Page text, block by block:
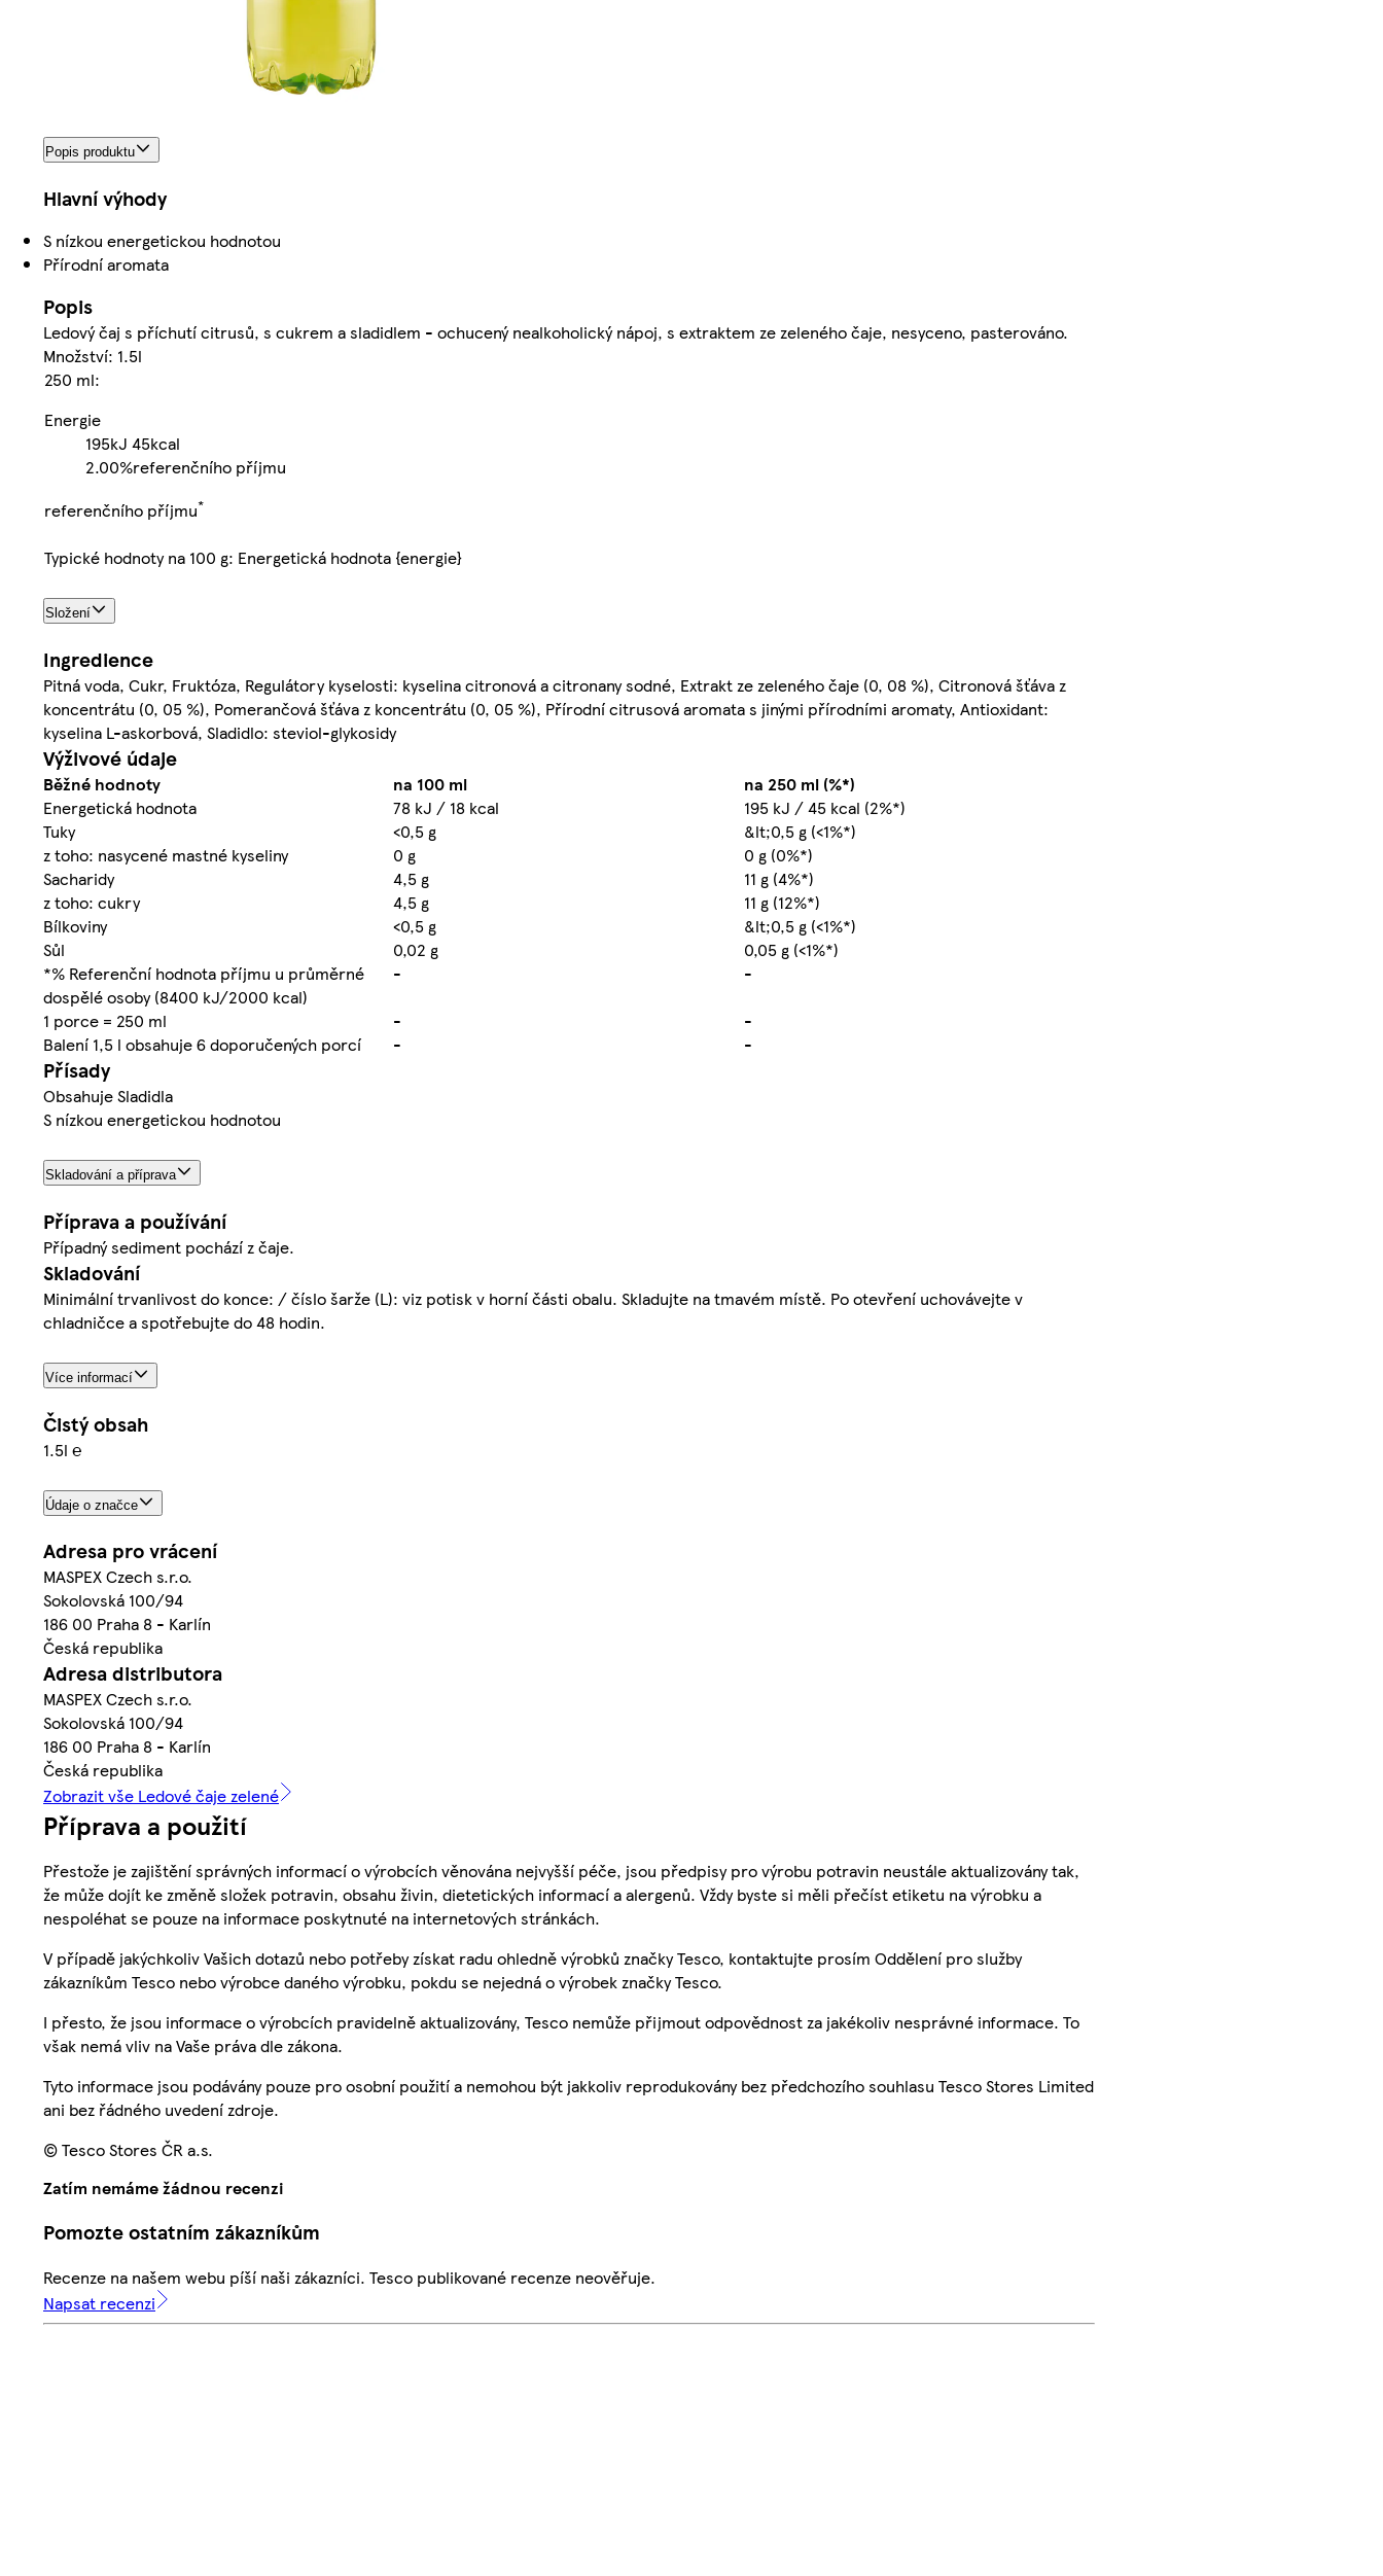
Popis produktu
Hlavní výhody
S nízkou energetickou hodnotou
Přírodní aromata
Popis
Ledový čaj s příchutí citrusů, s cukrem a sladidlem - ochucený nealkoholický nápoj, s extraktem ze zeleného čaje, nesyceno, pasterováno.
Množství: 1.5l
250 ml:
Energie
195kJ 45kcal
2.00%referenčního příjmu
referenčního příjmu*
Typické hodnoty na 100 g: Energetická hodnota {energie}
Složení
Ingredience
Pitná voda, Cukr, Fruktóza, Regulátory kyselosti: kyselina citronová a citronany sodné, Extrakt ze zeleného čaje (0, 08 %), Citronová šťáva z
koncentrátu (0, 05 %), Pomerančová šťáva z koncentrátu (0, 05 %), Přírodní citrusová aromata s jinými přírodními aromaty, Antioxidant:
kyselina L-askorbová, Sladidlo: steviol-glykosidy
Výživové údaje
Běžné hodnoty na 100 ml
na 250 ml (%*)
Energetická hodnota
78 kJ / 18 kcal
195 kJ / 45 kcal (2%*)
Tuky
<0,5 g
&lt;0,5 g (<1%*)
z toho: nasycené mastné kyseliny
0 g
0 g (0%*)
Sacharidy
4,5 g
11 g (4%*)
z toho: cukry
4,5 g
11 g (12%*)
Bílkoviny
<0,5 g
&lt;0,5 g (<1%*)
Sůl
0,02 g
0,05 g (<1%*)
*% Referenční hodnota příjmu u průměrné
dospělé osoby (8400 kJ/2000 kcal)
-
-
1 porce = 250 ml
-
-
Balení 1,5 l obsahuje 6 doporučených porcí
- -
Přísady
Obsahuje Sladidla
S nízkou energetickou hodnotou
Skladování a příprava
Příprava a používání
Případný sediment pochází z čaje.
Skladování
Minimální trvanlivost do konce: / číslo šarže (L): viz potisk v horní části obalu. Skladujte na tmavém místě. Po otevření uchovávejte v
chladničce a spotřebujte do 48 hodin.
Více informací
Čistý obsah
1.5l ℮
Údaje o značce
Adresa pro vrácení
MASPEX Czech s.r.o.
Sokolovská 100/94
186 00 Praha 8 - Karlín
Česká republika
Adresa distributora
MASPEX Czech s.r.o.
Sokolovská 100/94
186 00 Praha 8 - Karlín
Česká republika
Zobrazit vše Ledové čaje zelené
Příprava a použití
Přestože je zajištění správných informací o výrobcích věnována nejvyšší péče, jsou předpisy pro výrobu potravin neustále aktualizovány tak,
že může dojít ke změně složek potravin, obsahu živin, dietetických informací a alergenů. Vždy byste si měli přečíst etiketu na výrobku a
nespoléhat se pouze na informace poskytnuté na internetových stránkách.
V případě jakýchkoliv Vašich dotazů nebo potřeby získat radu ohledně výrobků značky Tesco, kontaktujte prosím Oddělení pro služby
zákazníkům Tesco nebo výrobce daného výrobku, pokdu se nejedná o výrobek značky Tesco.
I přesto, že jsou informace o výrobcích pravidelně aktualizovány, Tesco nemůže přijmout odpovědnost za jakékoliv nesprávné informace. To
však nemá vliv na Vaše práva dle zákona.
Tyto informace jsou podávány pouze pro osobní použití a nemohou být jakkoliv reprodukovány bez předchozího souhlasu Tesco Stores Limited
ani bez řádného uvedení zdroje.
© Tesco Stores ČR a.s.
Zatím nemáme žádnou recenzi
Pomozte ostatním zákazníkům
Recenze na našem webu píší naši zákazníci. Tesco publikované recenze neověřuje.
Napsat recenzi